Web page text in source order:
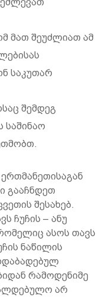
მათ შეუძლიათ ამ
საკუთარ
შემდეგ
საშინაო
გააჩნდეთ
შესახებ.
ჩუჩის – ანუ
ასოს თავს
ნაწილის
რამოდენიმე
არ